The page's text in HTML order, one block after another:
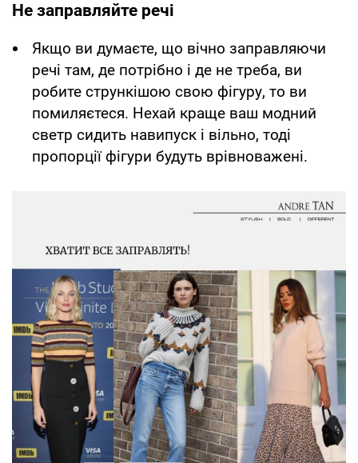
Не заправляйте речі
Якщо ви думаєте, що вічно заправляючи
речі там, де потрібно і де не треба, ви
робите стрункішою свою фігуру, то ви
помиляєтеся. Нехай краще ваш модний
светр сидить навипуск і вільно, тоді
пропорції фігури будуть врівноважені.